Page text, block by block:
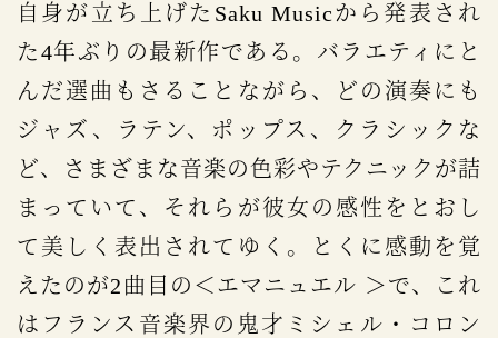
自身が立ち上げたSaku Musicから発表され
た4年ぶりの最新作である。バラエティにと
んだ選曲もさることながら、どの演奏にも
ジャズ、ラテン、ポップス、クラシックな
ど、さまざまな音楽の色彩やテクニックが詰
まっていて、それらが彼女の感性をとおし
て美しく表出されてゆく。とくに感動を覚
えたのが2曲目の＜エマニュエル ＞で、これ
はフランス音楽界の鬼才ミシェル・コロン